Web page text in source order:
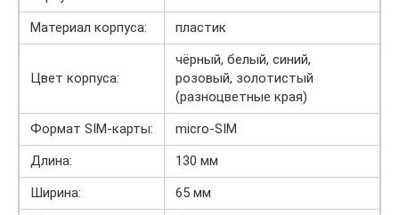
Материал корпуса:
пластик
Цвет корпуса:
чёрный, белый, синий,
розовый, золотистый
(разноцветные края)
Формат SIM-карты:
micro-SIM
Длина:
130 мм
Ширина:
65 мм